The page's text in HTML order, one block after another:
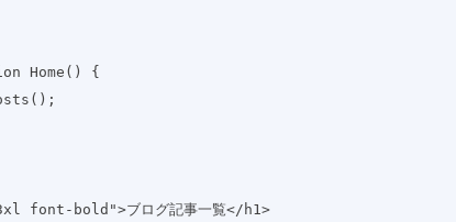
Home() {
3xl font-bold">ブログ記事一覧</h1>